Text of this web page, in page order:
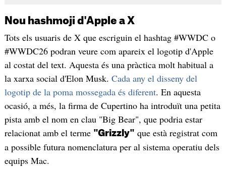
Nou hashmoji d'Apple a X
Tots els usuaris de X que escriguin el hashtag #WWDC o
#WWDC26 podran veure com apareix el logotip d'Apple
al costat del text. Aquesta és una pràctica molt habitual a
la xarxa social d'Elon Musk. Cada any el disseny del
logotip de la poma mossegada és diferent. En aquesta
ocasió, a més, la firma de Cupertino ha introduït una petita
pista amb el nom en clau "Big Bear", que podria estar
relacionat amb el terme "Grizzly" que està registrat com
a possible futura nomenclatura per al sistema operatiu dels
equips Mac.